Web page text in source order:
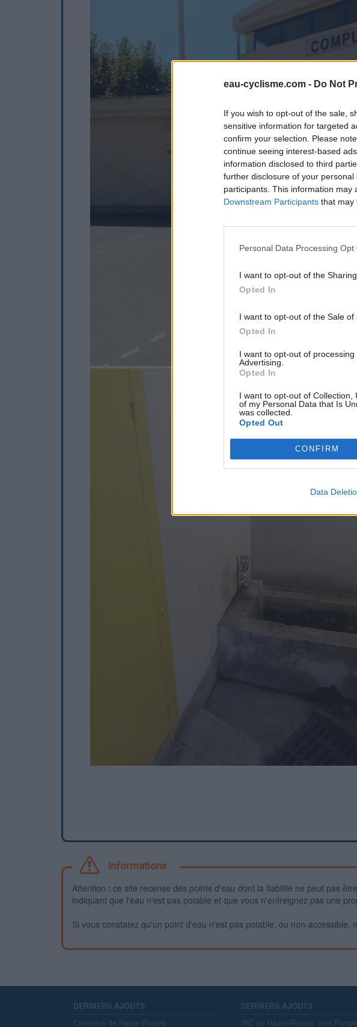
eau-cyclisme.com - Do Not
If you wish to opt-out of the sale,
sensitive information for targeted
confirm your selection. Please
continue seeing interest-based
information disclosed to third
further disclosure of your personal
participants. This information may
Downstream Participants that may
Personal Data Processing Opt
I want to opt-out of the
Opted In
I want to opt-out of the Sale of
Opted In
I want to opt-out of
Advertising.
Opted In
I want to opt-out of Collection,
of my Personal Data that Is
was collected.
Opted Out
CONFIRM
Data
Informations
Attention : ce site recense des points d'eau dont la fiabilité ne peut pas
indiquant que l'eau n'est pas potable et que vous n'enfreignez pas une
Si vous constatez qu'un point d'eau n'est pas potable, ou non-accessible,
DERNIERS AJOUTS
Cimetière de Haute-Rivoire
DERNIERS AJOUTS
WC de Haute-Rivoire, vers